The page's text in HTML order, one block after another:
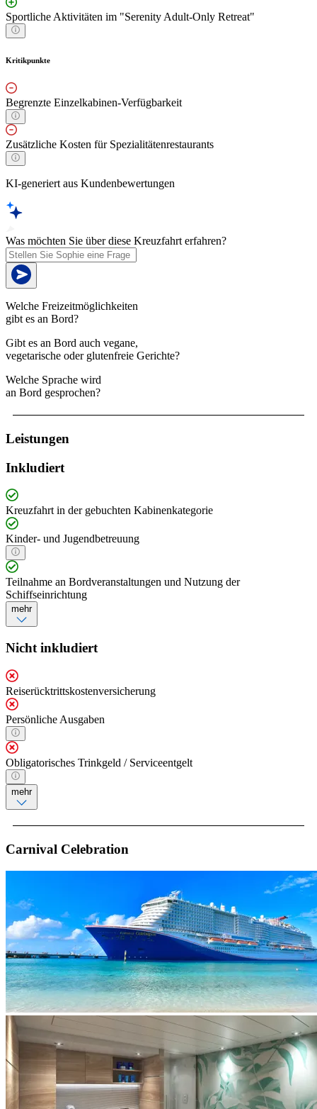
Sportliche Aktivitäten im "Serenity Adult-Only Retreat"
Kritikpunkte
Begrenzte Einzelkabinen-Verfügbarkeit
Zusätzliche Kosten für Spezialitätenrestaurants
KI-generiert aus Kundenbewertungen
Was möchten Sie über diese Kreuzfahrt erfahren?
Welche Freizeitmöglichkeiten
gibt es an Bord?
Gibt es an Bord auch vegane,
vegetarische oder glutenfreie Gerichte?
Welche Sprache wird
an Bord gesprochen?
Leistungen
Inkludiert
Kreuzfahrt in der gebuchten Kabinenkategorie
Kinder- und Jugendbetreuung
Teilnahme an Bordveranstaltungen und Nutzung der
Schiffseinrichtung
mehr
Nicht inkludiert
Reiserücktrittskostenversicherung
Persönliche Ausgaben
Obligatorisches Trinkgeld / Serviceentgelt
mehr
Carnival Celebration